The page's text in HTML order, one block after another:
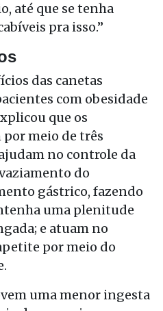
até que se tenha
pra isso.”
das canetas
com obesidade
que os
meio de três
no controle da
do
gástrico, fazendo
uma plenitude
e atuam no
por meio do
uma menor ingesta